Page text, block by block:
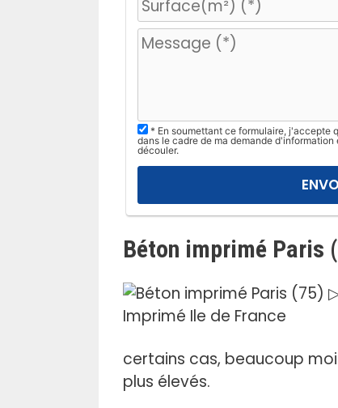
u
z
l
a
s
e
c
c
a
m
* En soumettant ce formulaire, j'accepte
dans le cadre de ma demande
découler.
Béton imprimé Paris
certains cas, beaucoup
plus élevés.